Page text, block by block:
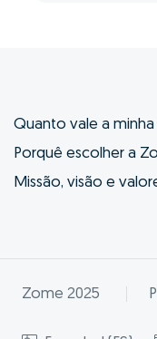
Quanto vale a minha
Porquê escolher a
Missão, visão e
Zome 2025